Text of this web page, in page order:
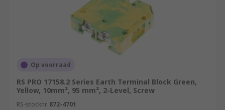
Op voorraad
RS PRO 17158.2 Series Earth Terminal Block Green,
Yellow, 10mm², 95 mm², 2-Level, Screw
RS-stocknr. 872-4701